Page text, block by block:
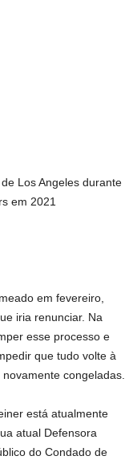
Los Angeles durante
em 2021
em fevereiro,
iria renunciar. Na
esse processo e
que tudo volte à
congeladas.
está atualmente
atual Defensora
do Condado de